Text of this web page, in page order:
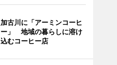
加古川に「アーミンコーヒ
ー」 地域の暮らしに溶け
込むコーヒー店